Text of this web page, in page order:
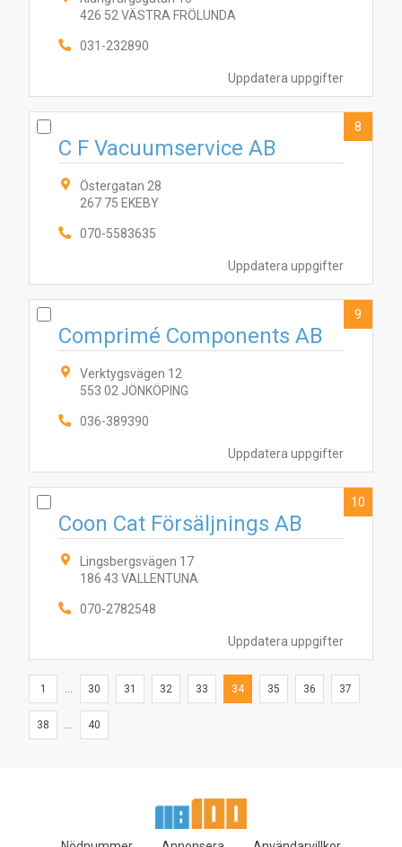
Uppdatera uppgifter
426 52 VÄSTRA FRÖLUNDA
031-232890
Uppdatera uppgifter
C F Vacuumservice AB
Östergatan 28
267 75 EKEBY
070-5583635
8
Uppdatera uppgifter
Comprimé Components AB
Verktygsvägen 12
553 02 JÖNKÖPING
036-389390
9
Uppdatera uppgifter
Coon Cat Försäljnings AB
Lingsbergsvägen 17
186 43 VALLENTUNA
070-2782548
10
1 ... 30 31 32 33 34 35 36 37
38 ... 40